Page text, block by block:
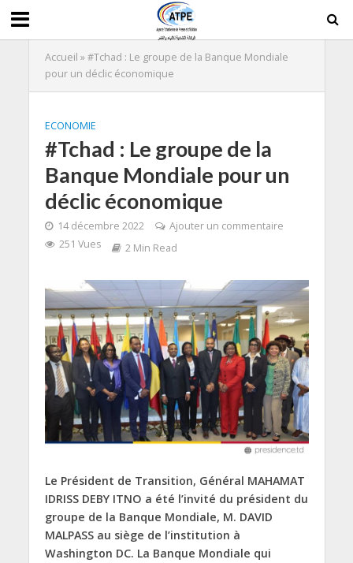
Accueil »#Tchad : Le groupe de la Banque Mondiale
pour un déclic économique
ECONOMIE
#Tchad : Le groupe de la
Banque Mondiale pour un
déclic économique
14 décembre 2022
Ajouter un commentaire
251 Vues
2 Min Read
Le Président de Transition, Général MAHAMAT
IDRISS DEBY ITNO a été l’invité du président du
groupe de la Banque Mondiale, M. DAVID
MALPASS au siège de l’institution à
Washington DC. La Banque Mondiale qui